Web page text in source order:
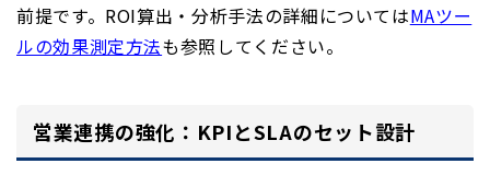
前提です。ROI算出・分析手法の詳細についてはMAツー
ルの効果測定方法も参照してください。
営業連携の強化：KPIとSLAのセット設計